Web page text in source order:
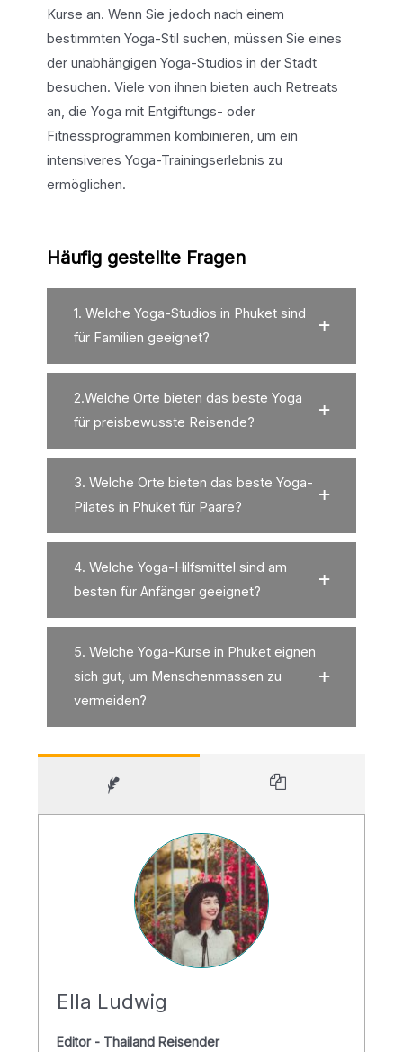
Kurse an. Wenn Sie jedoch nach einem
bestimmten Yoga-Stil suchen, müssen Sie eines
der unabhängigen Yoga-Studios in der Stadt
besuchen. Viele von ihnen bieten auch Retreats
an, die Yoga mit Entgiftungs- oder
Fitnessprogrammen kombinieren, um ein
intensiveres Yoga-Trainingserlebnis zu
ermöglichen.
Häufig gestellte Fragen
1. Welche Yoga-Studios in Phuket sind
für Familien geeignet?
2.Welche Orte bieten das beste Yoga
für preisbewusste Reisende?
3. Welche Orte bieten das beste Yoga-
Pilates in Phuket für Paare?
4. Welche Yoga-Hilfsmittel sind am
besten für Anfänger geeignet?
5. Welche Yoga-Kurse in Phuket eignen
sich gut, um Menschenmassen zu
vermeiden?
Ella Ludwig
Editor - Thailand Reisender